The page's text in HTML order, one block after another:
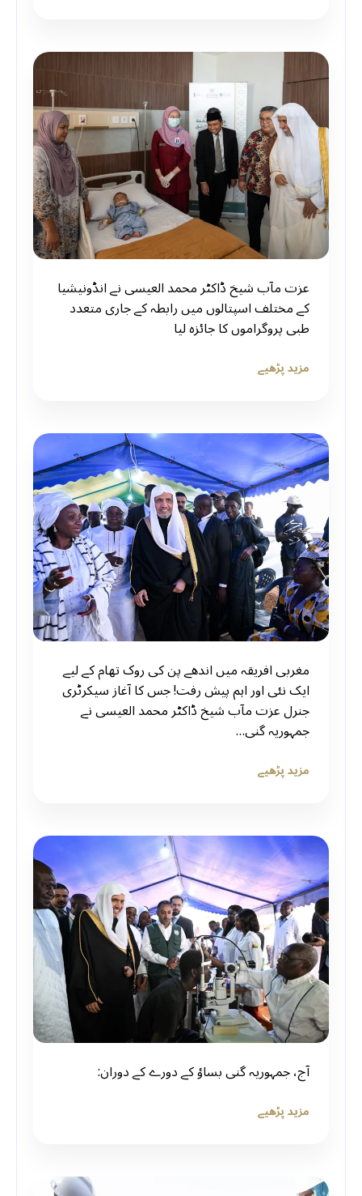
عزت مآب شیخ ڈاکٹر محمد العیسی نے انڈونیشیا
کے مختلف اسپتالوں میں رابطہ کے جاری متعدد
طبی پروگراموں کا جائزہ لیا
مزید پڑھیے
مغربی افریقہ میں اندھے پن کی روک تھام کے لیے
ایک نئی اور اہم پیش رفت! جس کا آغاز سیکرٹری
جنرل عزت مآب شیخ ڈاکٹر محمد العیسی نے
جمہوریہ گنی…
مزید پڑھیے
آج، جمہوریہ گنی بساؤ کے دورے کے دوران:
مزید پڑھیے